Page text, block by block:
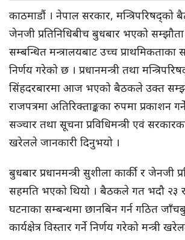
काठमाडौं । नेपाल सरकार,
जेनजी प्रतिनिधिबीच बुधबार भएको
सम्बन्धित मन्त्रालयबाट उच्च प्राथमिकताका
निर्णय गरेको छ । प्रधानमन्त्री तथा
सिंहदरबारमा आज भएको बैठकले उक्त
राजपत्रमा अतिरिक्ताङ्कका रुपमा प्रकाशन
सञ्चार तथा सूचना प्रविधिमन्त्री एवं
खरेलले जानकारी दिनुभयो ।
बुधबार प्रधानमन्त्री सुशीला कार्की र जेनजी
सहमति भएको थियो । बैठकले गत भदौ २३
घटनाका सम्बन्धमा छानबिन गर्न गठित
कार्यक्षेत्र विस्तार गर्ने निर्णय गरेको मन्त्री